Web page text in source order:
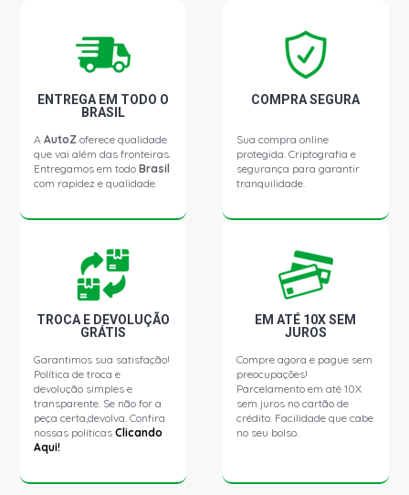
ENTREGA EM TODO O
BRASIL
AAutoZ oferece qualidade
que vai além das fronteiras.
Entregamos em todoBrasil
com rapidez e qualidade.
COMPRA SEGURA
Sua compra online
protegida. Criptografia e
segurança para garantir
tranquilidade.
TROCA E DEVOLUÇÃO
GRÁTIS
Garantimos sua satisfação!
Política de troca e
devolução simples e
transparente. Se não for a
peça certa,devolva. Confira
nossas políticasClicando
Aqui!
EM ATÉ 10X SEM
JUROS
Compre agora e pague sem
preocupações!
Parcelamento em até 10X
sem juros no cartão de
crédito. Facilidade que cabe
no seu bolso.